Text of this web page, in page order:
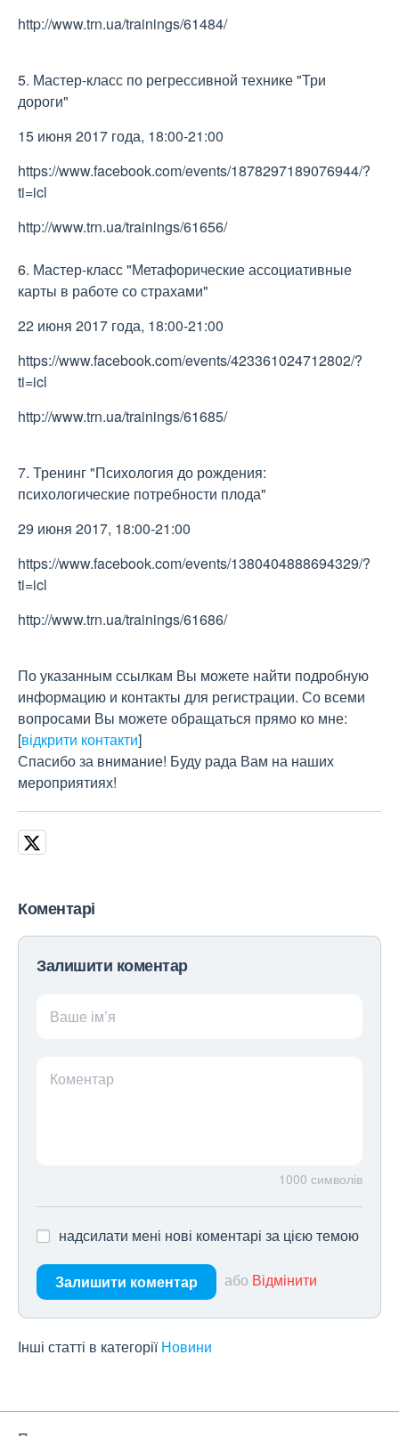
http://www.trn.ua/trainings/61484/
5. Мастер-класс по регрессивной технике "Три
дороги"
15 июня 2017 года, 18:00-21:00
https://www.facebook.com/events/1878297189076944/?
ti=icl
http://www.trn.ua/trainings/61656/
6. Мастер-класс "Метафорические ассоциативные
карты в работе со страхами"
22 июня 2017 года, 18:00-21:00
https://www.facebook.com/events/423361024712802/?
ti=icl
http://www.trn.ua/trainings/61685/
7. Тренинг "Психология до рождения:
психологические потребности плода"
29 июня 2017, 18:00-21:00
https://www.facebook.com/events/1380404888694329/?
ti=icl
http://www.trn.ua/trainings/61686/
По указанным ссылкам Вы можете найти подробную
информацию и контакты для регистрации. Со всеми
вопросами Вы можете обращаться прямо ко мне:
[відкрити контакти]
Спасибо за внимание! Буду рада Вам на наших
мероприятиях!
Коментарі
Залишити коментар
Ваше ім’я
Коментар
1000 символів
надсилати мені нові коментарі за цією темою
Залишити коментар або Відмінити
Інші статті в категорії Новини